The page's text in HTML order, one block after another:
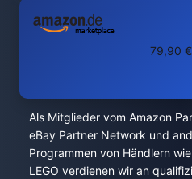
79,90 €
Als Mitglieder vom Amazon
eBay Partner Network und
Programmen von Händlern
LEGO verdienen wir an